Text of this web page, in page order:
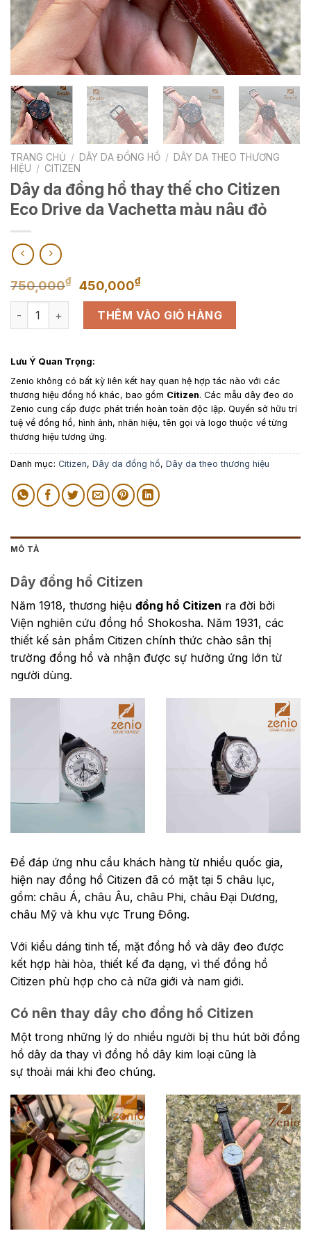
TRANG CHỦ / DÂY DA ĐỒNG HỒ / DÂY DA THEO THƯƠNG
HIỆU / CITIZEN
Dây da đồng hồ thay thế cho Citizen
Eco Drive da Vachetta màu nâu đỏ
750,000₫
Giá
gốc
là:
750,000₫.
450,000₫Giá
hiện
tại
là:
Dây da đồng hồ thay thế cho Citizen Eco Drive da Vachetta
THÊM VÀO GIỎ HÀNG
Lưu Ý Quan Trọng:
Zenio không có bất kỳ liên kết hay quan hệ hợp tác nào với các
thương hiệu đồng hồ khác, bao gồm Citizen. Các mẫu dây đeo do
Zenio cung cấp được phát triển hoàn toàn độc lập. Quyền sở hữu trí
tuệ về đồng hồ, hình ảnh, nhãn hiệu, tên gọi và logo thuộc về từng
thương hiệu tương ứng.
Danh mục: Citizen, Dây da đồng hồ, Dây da theo thương hiệu
MÔ TẢ
Dây đồng hồ Citizen
Năm 1918, thương hiệu đồng hồ Citizen ra đời bởi
Viện nghiên cứu đồng hồ Shokosha. Năm 1931, các
thiết kế sản phẩm Citizen chính thức chào sân thị
trường đồng hồ và nhận được sự hưởng ứng lớn từ
người dùng.
Để đáp ứng nhu cầu khách hàng từ nhiều quốc gia,
hiện nay đồng hồ Citizen đã có mặt tại 5 châu lục,
gồm: châu Á, châu Âu, châu Phi, châu Đại Dương,
châu Mỹ và khu vực Trung Đông.
Với kiểu dáng tinh tế, mặt đồng hồ và dây đeo được
kết hợp hài hòa, thiết kế đa dạng, vì thế đồng hồ
Citizen phù hợp cho cả nữa giới và nam giới.
Có nên thay dây cho đồng hồ Citizen
Một trong những lý do nhiều người bị thu hút bởi đồng
hồ dây da thay vì đồng hồ dây kim loại cũng là
sự thoải mái khi đeo chúng.